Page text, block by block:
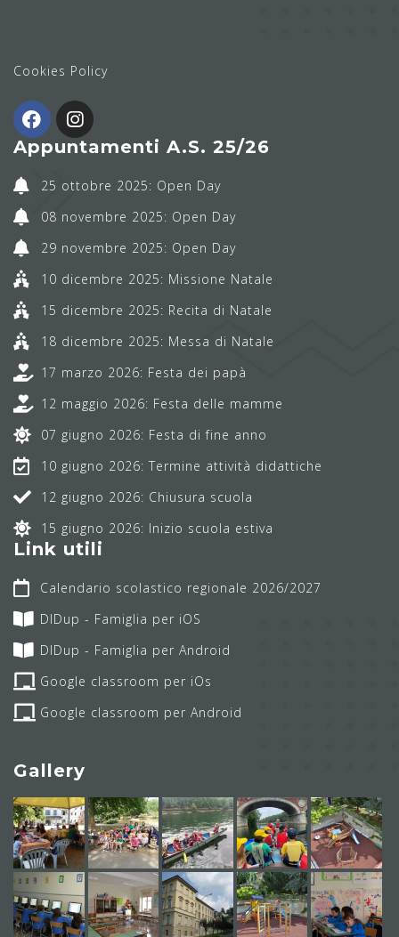
Cookies Policy
Appuntamenti A.S. 25/26
25 ottobre 2025: Open Day
08 novembre 2025: Open Day
29 novembre 2025: Open Day
10 dicembre 2025: Missione Natale
15 dicembre 2025: Recita di Natale
18 dicembre 2025: Messa di Natale
17 marzo 2026: Festa dei papà
12 maggio 2026: Festa delle mamme
07 giugno 2026: Festa di fine anno
10 giugno 2026: Termine attività didattiche
12 giugno 2026: Chiusura scuola
15 giugno 2026: Inizio scuola estiva
Link utili
Calendario scolastico regionale 2026/2027
DIDup - Famiglia per iOS
DIDup - Famiglia per Android
Google classroom per iOs
Google classroom per Android
Gallery